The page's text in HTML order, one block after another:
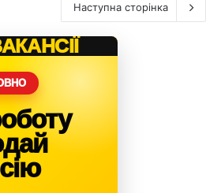
Наступна сторінка